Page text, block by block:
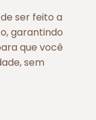
ser feito a
garantindo
que você
sem